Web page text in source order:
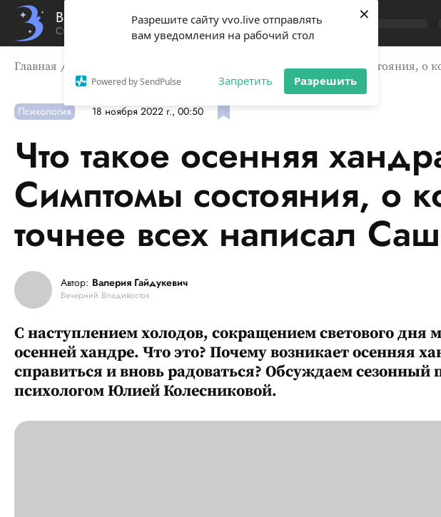
Разрешите сайту vvo.live отправлять
вам уведомления на рабочий стол
Powered by SendPulse Запретить Разрешить
×
Вечерний Владивосток
Стиль жизни твоего города
Главная Что такое осенняя хандра? Симптомы состояния, о
Психология 18 ноября 2022 г., 00:50
Что такое осенняя
Симптомы состояния, о
точнее всех написал
Автор: Валерия Гайдукевич
Вечерний Владивосток
С наступлением холодов, сокращением светового
осенней хандре. Что это? Почему возникает осенняя
справиться и вновь радоваться? Обсуждаем сезонный
психологом Юлией Колесниковой.